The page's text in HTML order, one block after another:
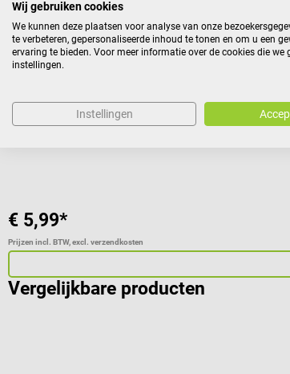
Dr. No
Aziatisch houten massagekruis
€ 5,99*
Prijzen incl. BTW, excl. verzendkosten
Vergelijkbare producten
Wij gebruiken cookies
We kunnen deze plaatsen voor analyse van onze
te verbeteren, gepersonaliseerde inhoud te tonen en om u een
ervaring te bieden. Voor meer informatie over de cookies die we
instellingen.
Instellingen